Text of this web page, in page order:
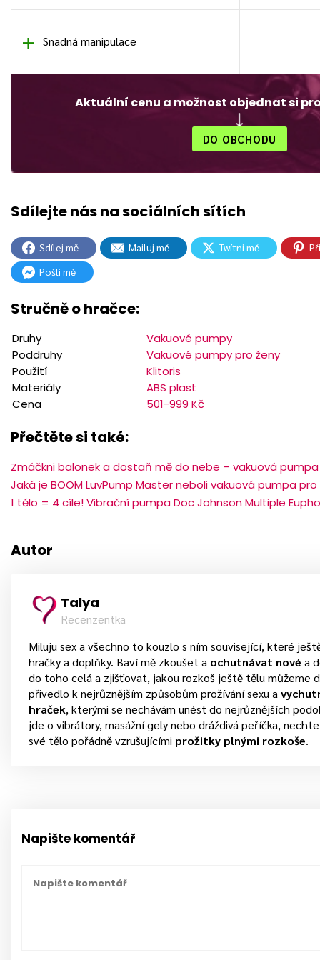
Snadná manipulace
Aktuální cenu a možnost objednat si
DO OBCHODU
Sdílej mě Mailuj mě Twítni mě
Pošli mě
Stručně o hračce:
Druhy
Vakuové pumpy
Poddruhy
Vakuové pumpy pro ženy
Použití
Klitoris
Materiály
ABS plast
Cena
501-999 Kč
Přečtěte si také:
Zmáčkni balonek a dostaň mě do nebe – vakuová pumpa
Jaká je BOOM LuvPump Master neboli vakuová pumpa pro
1 tělo = 4 cíle! Vibrační pumpa Doc Johnson Multiple
Autor
Talya
Recenzentka
Miluju sex a všechno to kouzlo s ním související, které
hračky a doplňky. Baví mě zkoušet a ochutnávat nové a
do toho celá a zjišťovat, jakou rozkoš ještě tělu můžeme
přivedlo k nejrůznějším způsobům prožívání sexu a
hraček, kterými se nechávám unést do nejrůznějších
jde o vibrátory, masážní gely nebo dráždivá peříčka,
své tělo pořádně vzrušujícími prožitky plnými rozkoše.
Napište komentář